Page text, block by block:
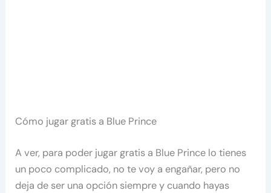
Cómo jugar gratis a Blue Prince
A ver, para poder jugar gratis a Blue Prince lo tienes
un poco complicado, no te voy a engañar, pero no
deja de ser una opción siempre y cuando hayas